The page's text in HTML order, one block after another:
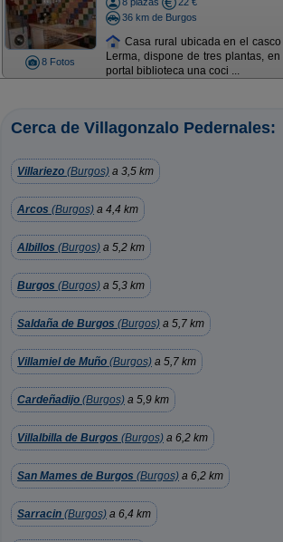
8 Fotos
36 km de Burgos
Casa rural ubicada en el
Lerma, dispone de tres plantas,
portal biblioteca una coci ...
Cerca de Villagonzalo Pedernales:
Villariezo (Burgos) a 3,5 km
Arcos (Burgos) a 4,4 km
Albillos (Burgos) a 5,2 km
Burgos (Burgos) a 5,3 km
Saldaña de Burgos (Burgos) a 5,7 km
Villamiel de Muño (Burgos) a 5,7 km
Cardeñadijo (Burgos) a 5,9 km
Villalbilla de Burgos (Burgos) a 6,2 km
San Mames de Burgos (Burgos) a 6,2 km
Sarracin (Burgos) a 6,4 km